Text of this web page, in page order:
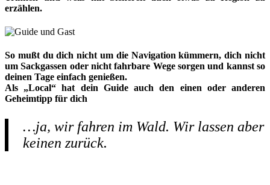
erzählen.
So mußt du dich nicht um die Navigation kümmern, dich nicht
um Sackgassen oder nicht fahrbare Wege sorgen und kannst so
deinen Tage einfach genießen.
Als „Local“ hat dein Guide auch den einen oder anderen
Geheimtipp für dich
…ja, wir fahren im Wald. Wir lassen aber
keinen zurück.